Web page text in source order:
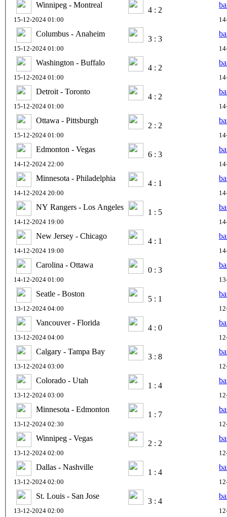
Winnipeg - Montreal
4 : 2
15-12-2024 01:00
Columbus - Anaheim
3 : 3
15-12-2024 01:00
Washington - Buffalo
4 : 2
15-12-2024 01:00
Detroit - Toronto
4 : 2
15-12-2024 01:00
Ottawa - Pittsburgh
2 : 2
15-12-2024 01:00
Edmonton - Vegas
6 : 3
14-12-2024 22:00
Minnesota - Philadelphia
4 : 1
14-12-2024 20:00
NY Rangers - Los Angeles
1 : 5
14-12-2024 19:00
New Jersey - Chicago
4 : 1
14-12-2024 19:00
Carolina - Ottawa
0 : 3
14-12-2024 01:00
Seatle - Boston
5 : 1
13-12-2024 04:00
Vancouver - Florida
4 : 0
13-12-2024 04:00
Calgary - Tampa Bay
3 : 8
13-12-2024 03:00
Colorado - Utah
1 : 4
13-12-2024 03:00
Minnesota - Edmonton
1 : 7
13-12-2024 02:30
Winnipeg - Vegas
2 : 2
13-12-2024 02:00
Dallas - Nashville
1 : 4
13-12-2024 02:00
St. Louis - San Jose
3 : 4
13-12-2024 02:00